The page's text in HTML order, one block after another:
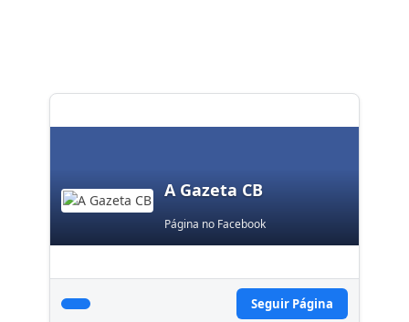
A Gazeta CB
Página no Facebook
Seguir Página